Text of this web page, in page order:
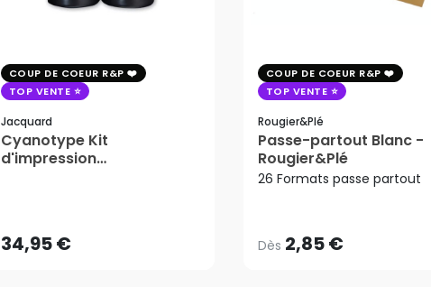
COUP DE COEUR R&P
TOP VENTE
Jacquard
Cyanotype Kit
d'impression
34,95 €AJOUTER AU PANIER
COUP DE COEUR R&P
TOP VENTE
Rougier&plé
Passe-partout Blanc -
Rougier&Plé
26 Formats passe partout
Dès 2,85 €
Dès2,85 €